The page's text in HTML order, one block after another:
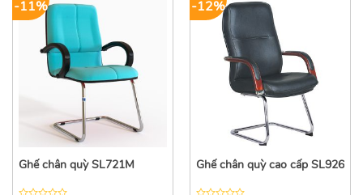
-11%
Ghế chân quỳ SL721M
-12%
Ghế chân quỳ cao cấp SL926